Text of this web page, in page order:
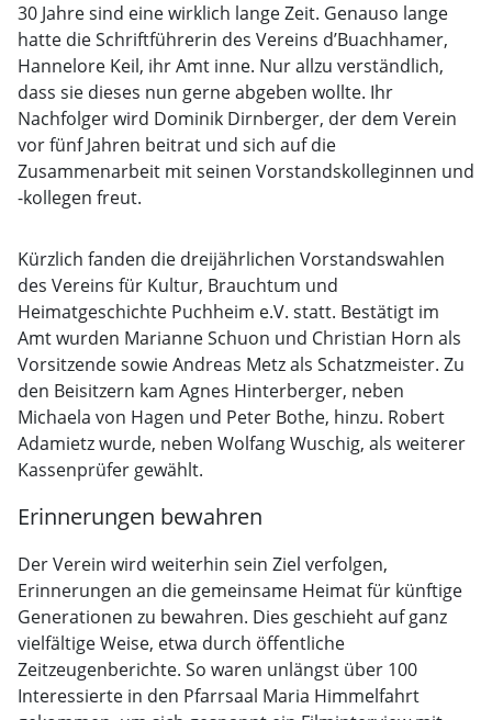
30 Jahre sind eine wirklich lange Zeit. Genauso lange
hatte die Schriftführerin des Vereins d’Buachhamer,
Hannelore Keil, ihr Amt inne. Nur allzu verständlich,
dass sie dieses nun gerne abgeben wollte. Ihr
Nachfolger wird Dominik Dirnberger, der dem Verein
vor fünf Jahren beitrat und sich auf die
Zusammenarbeit mit seinen Vorstandskolleginnen und
-kollegen freut.
Kürzlich fanden die dreijährlichen Vorstandswahlen
des Vereins für Kultur, Brauchtum und
Heimatgeschichte Puchheim e.V. statt. Bestätigt im
Amt wurden Marianne Schuon und Christian Horn als
Vorsitzende sowie Andreas Metz als Schatzmeister. Zu
den Beisitzern kam Agnes Hinterberger, neben
Michaela von Hagen und Peter Bothe, hinzu. Robert
Adamietz wurde, neben Wolfang Wuschig, als weiterer
Kassenprüfer gewählt.
Erinnerungen bewahren
Der Verein wird weiterhin sein Ziel verfolgen,
Erinnerungen an die gemeinsame Heimat für künftige
Generationen zu bewahren. Dies geschieht auf ganz
vielfältige Weise, etwa durch öffentliche
Zeitzeugenberichte. So waren unlängst über 100
Interessierte in den Pfarrsaal Maria Himmelfahrt